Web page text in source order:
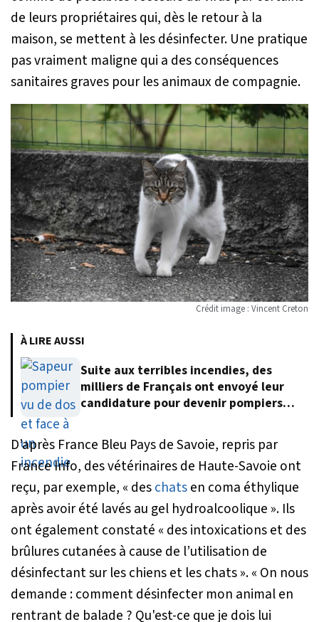
de leurs propriétaires qui, dès le retour à la
maison, se mettent à les désinfecter. Une pratique
pas vraiment maligne qui a des conséquences
sanitaires graves pour les animaux de compagnie.
Crédit image : Vincent Creton
À LIRE AUSSI
Suite aux terribles incendies, des
milliers de Français ont envoyé leur
candidature pour devenir pompiers
D’après France Bleu Pays de Savoie, repris par
France Info, des vétérinaires de Haute-Savoie ont
reçu, par exemple, « deschatsen coma éthylique
après avoir été lavés au gel hydroalcoolique ». Ils
ont également constaté « des intoxications et des
brûlures cutanées à cause de l’utilisation de
désinfectant sur les chiens et les chats ». « On nous
demande : comment désinfecter mon animal en
rentrant de balade ? Qu'est-ce que je dois lui